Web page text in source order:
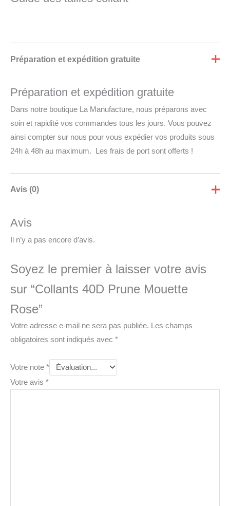
Préparation et expédition gratuite
Préparation et expédition gratuite
Dans notre boutique La Manufacture, nous préparons avec
soin et rapidité vos commandes tous les jours. Vous pouvez
ainsi compter sur nous pour vous expédier vos produits sous
24h à 48h au maximum. Les frais de port sont offerts !
Avis (0)
Avis
Il n’y a pas encore d’avis.
Soyez le premier à laisser votre avis
sur “Collants 40D Prune Mouette
Rose”
Votre adresse e-mail ne sera pas publiée. Les champs
obligatoires sont indiqués avec *
Votre note *
Votre avis *